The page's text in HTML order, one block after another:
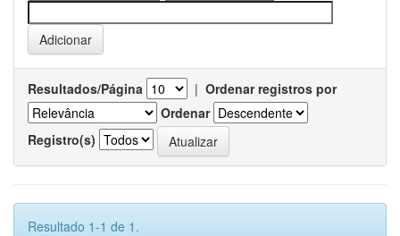
Resultados/Página | Ordenar registros por
Ordenar
Registro(s)
Resultado 1-1 de 1.